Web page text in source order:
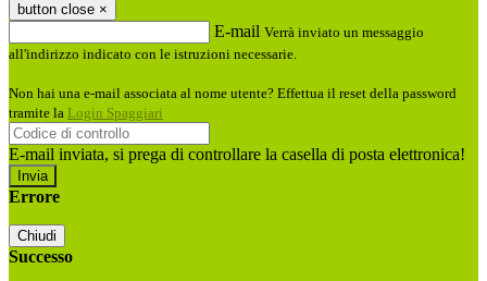
button close ×
E-mail Verrà inviato un messaggio
all'indirizzo indicato con le istruzioni necessarie.
Non hai una e-mail associata al nome utente? Effettua il reset della password
tramite la Login Spaggiari
E-mail inviata, si prega di controllare la casella di posta elettronica!
Errore
Chiudi
Successo